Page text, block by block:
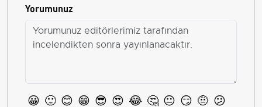
Yorumunuz
😀 🙂 😊 😁 😎 😍 😂 🤔 😐 😏 🤨 😕